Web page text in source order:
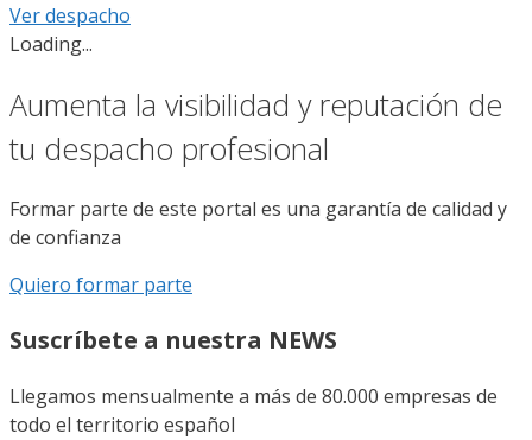
Ver despacho
Loading...
Aumenta la visibilidad y reputación de
tu despacho profesional
Formar parte de este portal es una garantía de calidad y
de confianza
Quiero formar parte
Suscríbete a nuestra NEWS
Llegamos mensualmente a más de 80.000 empresas de
todo el territorio español